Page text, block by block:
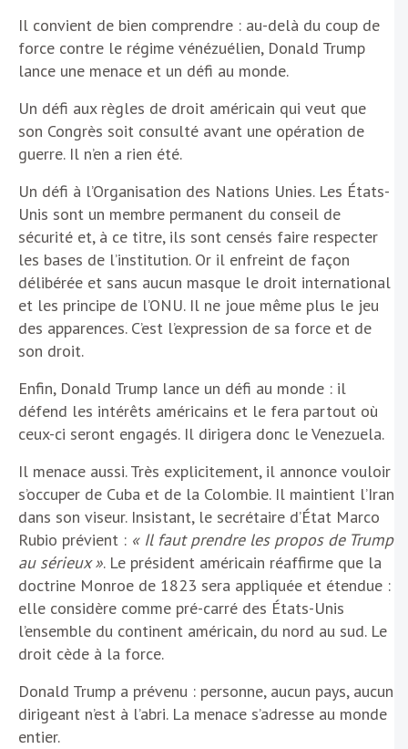
Il convient de bien comprendre : au-delà du coup de
force contre le régime vénézuélien, Donald Trump
lance une menace et un défi au monde.
Un défi aux règles de droit américain qui veut que
son Congrès soit consulté avant une opération de
guerre. Il n’en a rien été.
Un défi à l’Organisation des Nations Unies. Les États-
Unis sont un membre permanent du conseil de
sécurité et, à ce titre, ils sont censés faire respecter
les bases de l’institution. Or il enfreint de façon
délibérée et sans aucun masque le droit international
et les principe de l’ONU. Il ne joue même plus le jeu
des apparences. C’est l’expression de sa force et de
son droit.
Enfin, Donald Trump lance un défi au monde : il
défend les intérêts américains et le fera partout où
ceux-ci seront engagés. Il dirigera donc le Venezuela.
Il menace aussi. Très explicitement, il annonce vouloir
s’occuper de Cuba et de la Colombie. Il maintient l’Iran
dans son viseur. Insistant, le secrétaire d’État Marco
Rubio prévient : « Il faut prendre les propos de Trump
au sérieux ». Le président américain réaffirme que la
doctrine Monroe de 1823 sera appliquée et étendue :
elle considère comme pré-carré des États-Unis
l’ensemble du continent américain, du nord au sud. Le
droit cède à la force.
Donald Trump a prévenu : personne, aucun pays, aucun
dirigeant n’est à l’abri. La menace s’adresse au monde
entier.